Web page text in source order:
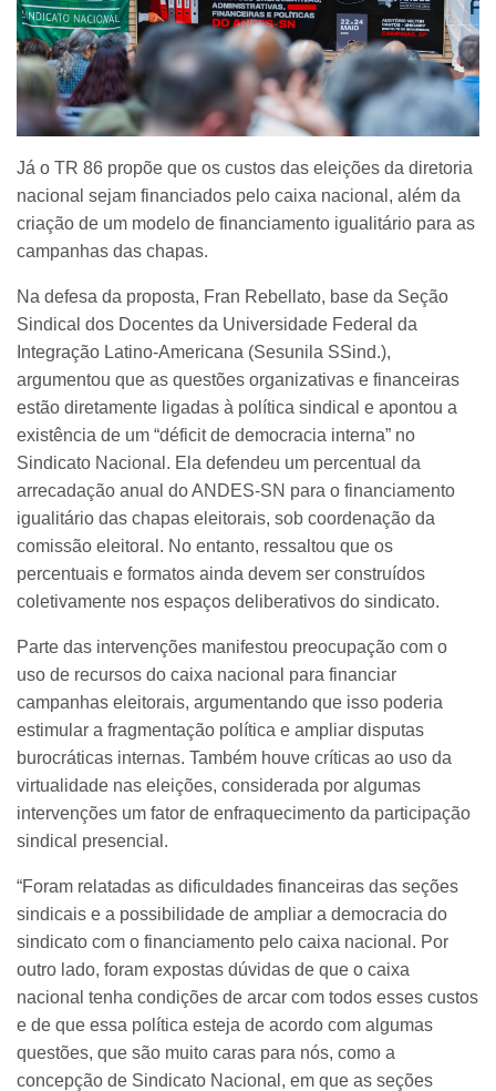
Já o TR 86 propõe que os custos das eleições da diretoria
nacional sejam financiados pelo caixa nacional, além da
criação de um modelo de financiamento igualitário para as
campanhas das chapas.
Na defesa da proposta, Fran Rebellato, base da Seção
Sindical dos Docentes da Universidade Federal da
Integração Latino-Americana (Sesunila SSind.),
argumentou que as questões organizativas e financeiras
estão diretamente ligadas à política sindical e apontou a
existência de um “déficit de democracia interna” no
Sindicato Nacional. Ela defendeu um percentual da
arrecadação anual do ANDES-SN para o financiamento
igualitário das chapas eleitorais, sob coordenação da
comissão eleitoral. No entanto, ressaltou que os
percentuais e formatos ainda devem ser construídos
coletivamente nos espaços deliberativos do sindicato.
Parte das intervenções manifestou preocupação com o
uso de recursos do caixa nacional para financiar
campanhas eleitorais, argumentando que isso poderia
estimular a fragmentação política e ampliar disputas
burocráticas internas. Também houve críticas ao uso da
virtualidade nas eleições, considerada por algumas
intervenções um fator de enfraquecimento da participação
sindical presencial.
“Foram relatadas as dificuldades financeiras das seções
sindicais e a possibilidade de ampliar a democracia do
sindicato com o financiamento pelo caixa nacional. Por
outro lado, foram expostas dúvidas de que o caixa
nacional tenha condições de arcar com todos esses custos
e de que essa política esteja de acordo com algumas
questões, que são muito caras para nós, como a
concepção de Sindicato Nacional, em que as seções